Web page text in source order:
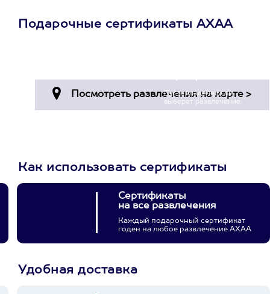
Подарочные сертификаты АХАА
Пусть владелец сам
выберет развлечение.
Как использовать сертификаты
Сертификаты
на все развлечения
Каждый подарочный сертификат
годен на любое развлечение АХАА
Удобная доставка